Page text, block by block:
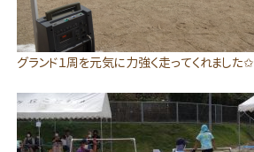
グランド１周を元気に力強く走ってくれました✩